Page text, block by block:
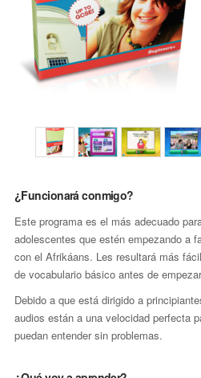
¿Funcionará conmigo?
Este programa es el más adecuado
adolescentes que estén empezando a
con el Afrikáans. Les resultará más
de vocabulario básico antes de
Debido a que está dirigido a
audios están a una velocidad perfecta
puedan entender sin problemas.